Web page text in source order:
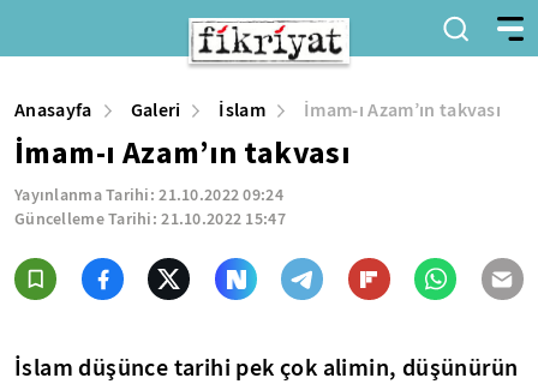
Anasayfa Galeri İslam İmam-ı Azam’ın takvası
İmam-ı Azam’ın takvası
Yayınlanma Tarihi:21.10.2022 09:24
Güncelleme Tarihi:21.10.2022 15:47
İslam düşünce tarihi pek çok alimin, düşünürün